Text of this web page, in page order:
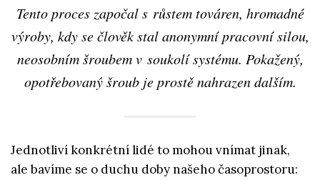
Tento proces započal s růstem továren, hromadné
výroby, kdy se člověk stal anonymní pracovní silou,
neosobním šroubem v soukolí systému. Pokažený,
opotřebovaný šroub je prostě nahrazen dalším.
Jednotliví konkrétní lidé to mohou vnímat jinak,
ale bavíme se o duchu doby našeho časoprostoru: